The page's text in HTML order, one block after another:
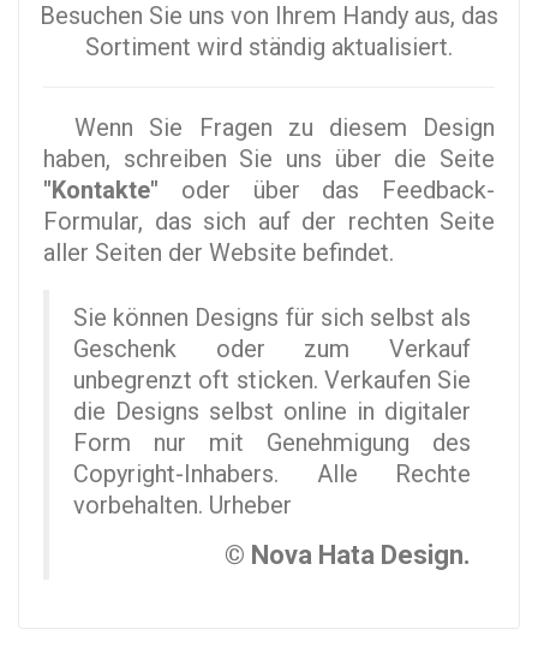
Besuchen Sie uns von Ihrem Handy aus, das
Sortiment wird ständig aktualisiert.
Wenn Sie Fragen zu diesem Design
haben, schreiben Sie uns über die Seite
"Kontakte" oder über das Feedback-
Formular, das sich auf der rechten Seite
aller Seiten der Website befindet.
Sie können Designs für sich selbst als
Geschenk oder zum Verkauf
unbegrenzt oft sticken. Verkaufen Sie
die Designs selbst online in digitaler
Form nur mit Genehmigung des
Copyright-Inhabers. Alle Rechte
vorbehalten. Urheber
© Nova Hata Design.